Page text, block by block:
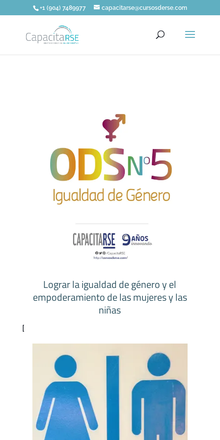
+1 (904) 7489977 capacitarse@cursosderse.com
Lograrla igualdad de géneroy el
empoderamiento delas mujeresy las
niñas
[